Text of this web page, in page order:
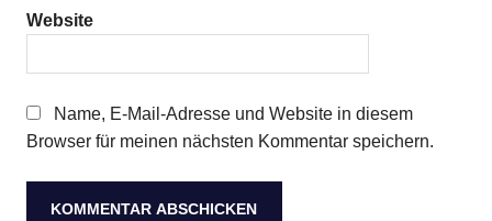
Website
Name, E-Mail-Adresse und Website in diesem
Browser für meinen nächsten Kommentar speichern.